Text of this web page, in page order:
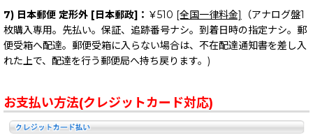
7) 日本郵便 定形外 [日本郵政]： ￥510 [全国一律料金]
（アナログ盤1
枚購入専用。先払い。保証、追跡番号ナシ。到着日時の指定ナシ。郵
便受箱へ配達。郵便受箱に入らない場合は、不在配達通知書を差し入
れた上で、配達を行う郵便局へ持ち戻ります。)
お支払い方法(クレジットカード対応)